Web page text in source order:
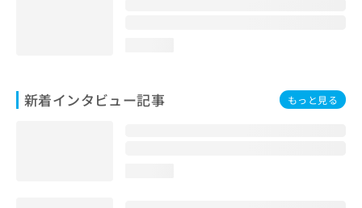
新着インタビュー記事 もっと見る